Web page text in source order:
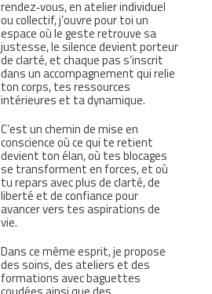
rendez‑vous, en atelier individuel
ou collectif, j’ouvre pour toi un
espace où le geste retrouve sa
justesse, le silence devient porteur
de clarté, et chaque pas s’inscrit
dans un accompagnement qui relie
ton corps, tes ressources
intérieures et ta dynamique.
C’est un chemin de mise en
conscience où ce qui te retient
devient ton élan, où tes blocages
se transforment en forces, et où
tu repars avec plus de clarté, de
liberté et de confiance pour
avancer vers tes aspirations de
vie.
Dans ce même esprit, je propose
des soins, des ateliers et des
formations avec baguettes